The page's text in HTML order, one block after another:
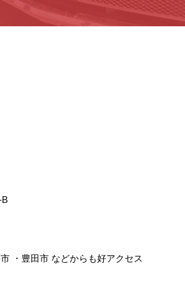
B
・ 豊田市などからも好アクセス